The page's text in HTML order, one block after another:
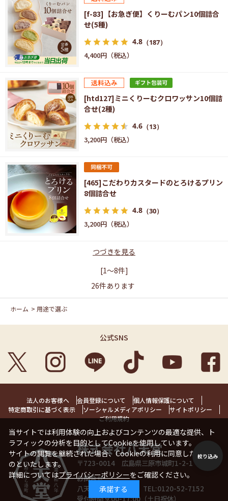
絞り込み
[f-83]【お急ぎ便】くりーむパン10個詰合
せ(5種)
4.8 （187）
4,400円
[htd127]ミニくりーむクロワッサン10個詰
合せ(2種)
4.6 （13）
3,200円
[465]こだわりカスタードのとろけるプリン
8個詰合せ
4.8 （30）
3,200円
つづきを見る
[1～8件]
26件あります
ホーム > 用途で選ぶ
公式SNS
法人のお客様へ 会員登録について
個人情報保護について
特定商取引に基づく表示
ソーシャルメディアポリシー
サイトポリシー
ご利用規約
株式会社八天堂
〒723-0014 広島県三原市城町1-2-1 1階
お問合せ
八天堂お客様相談室 TEL:0120-52-7152
受付時間 9:00-17:00（土日祝休）
当サイトでは利用体験の向上およびコンテンツの最適な提供、ト
ラフィックの分析を目的としてCookieを使用しています。
サイトの閲覧を継続された場合、Cookieの利用に同意したことも
のといたします。
詳細についてはプライバシーポリシーをご確認ください。
承諾する